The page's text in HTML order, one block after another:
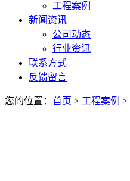
工程案例
新闻资讯
公司动态
行业资讯
联系方式
反馈留言
您的位置： 首页 > 工程案例 >